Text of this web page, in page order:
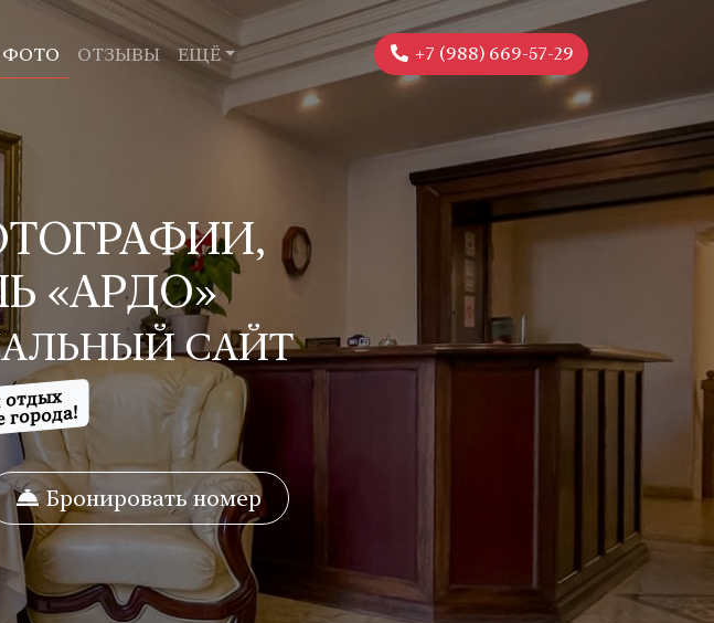
ФОТО ОТЗЫВЫ ЕЩЁ +7 (988) 669-57-29
«АРДО»
САЙТ
города!
Бронировать номер